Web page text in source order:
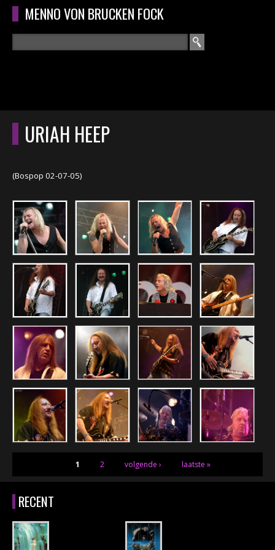
Overslaan en naar de algemene inhoud gaan
MENNO VON BRUCKEN FOCK
ZOEKVELD
HOOFDMENU HOME
INTERVIEWS
CONCERTEN
CONCERTFOTO'S
CONCERTBEZOEK
LINKS
URIAH HEEP
(Bospop 02-07-05)
1 2 volgende › laatste »
RECENT